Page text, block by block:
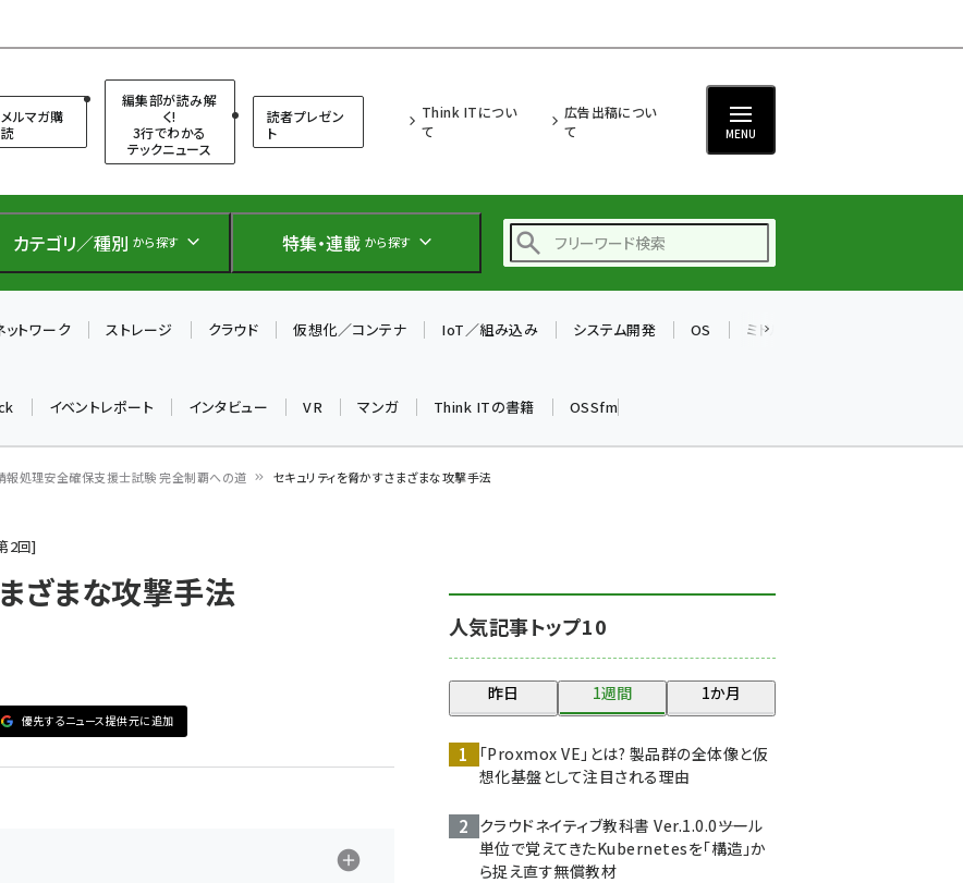
メルマガ購
読
編集部が読み解
く!
3行でわかる
テックニュース
読者プレゼン
ト
Think ITについ
て
広告出稿につい
て
MENU
カテゴリ／種別 から探す 特集・連載 から探す
仲間と築いた勝利の絆～
drupal (1956)
genai (1484)
abc123 (1360)
ットワーク ストレージ クラウド 仮想化／コンテナ IoT／組み込み システム開発 OS ミドルウェア
イベントレポート インタビュー VR マンガ Think ITの書籍 OSSfm
報処理安全確保支援士試験 完全制覇への道 セキュリティを脅かすさまざまな攻撃手法
2回
ざまな攻撃手法
優先するニュース提供元に追加
人気記事トップ10
昨日 1週間 1か月
「Proxmox VE」とは? 製品群の全体像と仮
想化基盤として注目される理由
クラウドネイティブ教科書 Ver.1.0.0――ツール
単位で覚えてきたKubernetesを「構造」か
ら捉え直す無償教材